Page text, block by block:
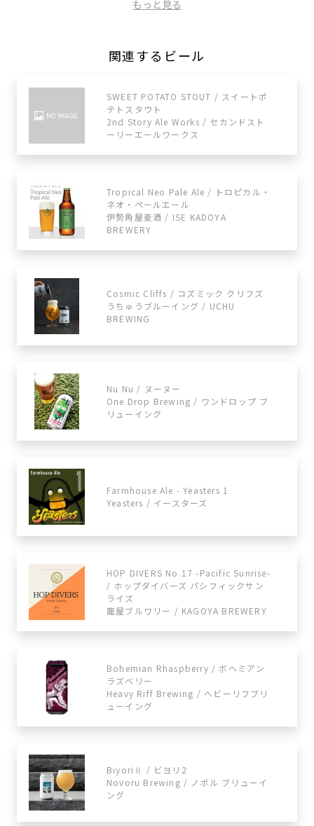
もっと見る
関連するビール
SWEET POTATO STOUT / スイートポ
テトスタウト
2nd Story Ale Works / セカンドスト
ーリーエールワークス
Tropical Neo Pale Ale / トロピカル・
ネオ・ペールエール
伊勢角屋麦酒 / ISE KADOYA
BREWERY
Cosmic Cliffs / コズミック クリフズ
うちゅうブルーイング / UCHU
BREWING
Nu Nu / ヌーヌー
One Drop Brewing / ワンドロップ ブ
リューイング
Farmhouse Ale - Yeasters 1
Yeasters / イースターズ
HOP DIVERS No.17 -Pacific Sunrise-
/ ホップダイバーズ パシフィックサン
ライズ
籠屋ブルワリー / KAGOYA BREWERY
Bohemian Rhaspberry / ボヘミアン
ラズベリー
Heavy Riff Brewing / ヘビーリフブリ
ューイング
BiyoriⅡ / ビヨリ2
Novoru Brewing / ノボル ブリューイ
ング